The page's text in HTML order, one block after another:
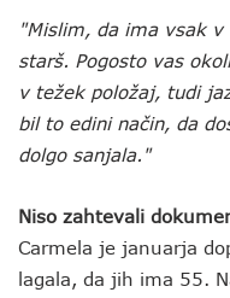
"Mislim, da ima vsak
starš. Pogosto vas
v težek položaj, tudi
bil to edini način, da
dolgo sanjala."
Niso zahtevali
Carmela je januarja
lagala, da jih ima 55.